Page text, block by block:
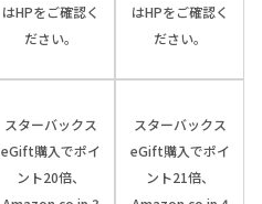
はHPをご確認く
ださい。
はHPをご確認く
ださい。
スターバックス
eGift購入でポイ
ント20倍、
スターバックス
eGift購入でポイ
ント21倍、